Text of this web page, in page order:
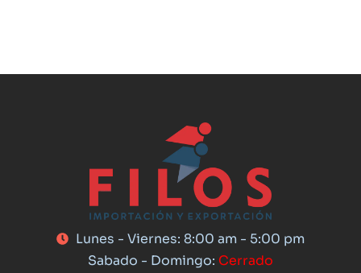
Lunes - Viernes: 8:00 am - 5:00 pm
Sabado - Domingo: Cerrado